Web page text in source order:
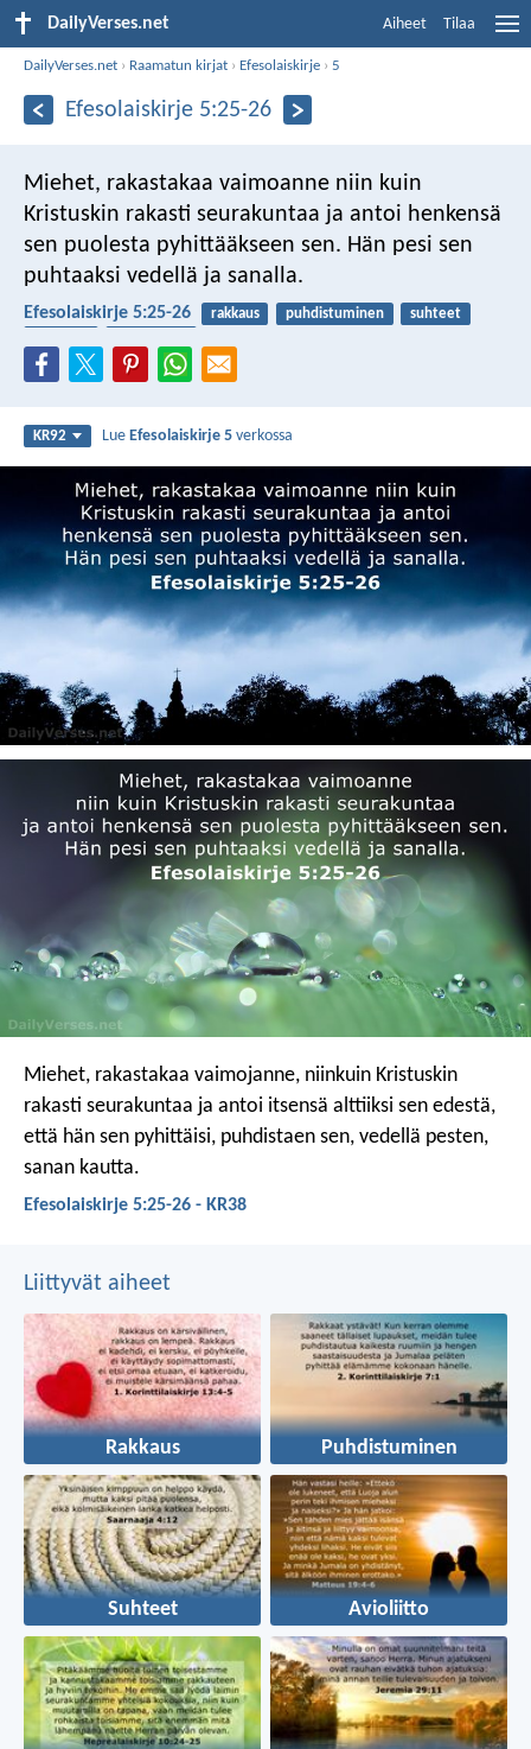
DailyVerses.net Aiheet Tilaa
DailyVerses.net › Raamatun kirjat › Efesolaiskirje ›5
Efesolaiskirje 5:25-26
Miehet, rakastakaa vaimoanne niin kuin
Kristuskin rakasti seurakuntaa ja antoi henkensä
sen puolesta pyhittääkseen sen. Hän pesi sen
puhtaaksi vedellä ja sanalla.
Efesolaiskirje 5:25-26 rakkaus puhdistuminen
suhteet
KR92 LueEfesolaiskirje 5 verkossa
Miehet, rakastakaa vaimojanne, niinkuin Kristuskin
rakasti seurakuntaa ja antoi itsensä alttiiksi sen edestä,
että hän sen pyhittäisi, puhdistaen sen, vedellä pesten,
sanan kautta.
Efesolaiskirje 5:25-26 - KR38
Liittyvät aiheet
Rakkaus Puhdistuminen
Suhteet Avioliitto